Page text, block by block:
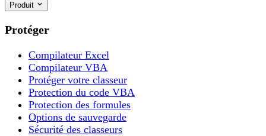
Produit
Protéger
Compilateur Excel
Compilateur VBA
Protéger votre classeur
Protection du code VBA
Protection des formules
Options de sauvegarde
Sécurité des classeurs